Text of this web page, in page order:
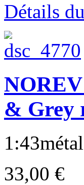
Détails
& Grey
33,00 €